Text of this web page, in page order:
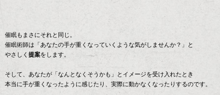
催眠もまさにそれと同じ。
催眠術師は「あなたの手が重くなっていくような気がしませんか？」と
やさしく 提案をします。
そして、あなたが「なんとなくそうかも」とイメージを受け入れたとき
本当に手が重くなったように感じたり、実際に動かなくなったりするのです。